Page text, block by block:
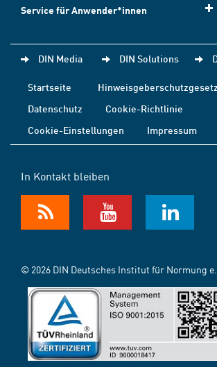
Service für Anwender*innen
DIN Media DIN Solutions
Startseite
Hinweisgeberschutzgesetz
Datenschutz
Cookie-Richtlinie
Cookie-Einstellungen
Impressum
In Kontakt bleiben
© 2026 DIN Deutsches Institut für Normung e.